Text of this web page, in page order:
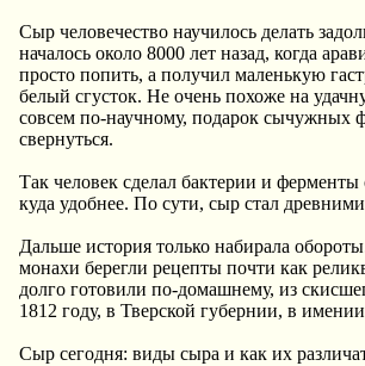
Сыр человечество научилось делать
началось около 8000 лет назад, когда
просто попить, а получил маленькую
белый сгусток. Не очень похоже на
совсем по-научному, подарок сычужных
свернуться.
Так человек сделал бактерии и
куда удобнее. По сути, сыр стал
Дальше история только набирала
монахи берегли рецепты почти как
долго готовили по-домашнему, из
1812 году, в Тверской губернии, в
Сыр сегодня: виды сыра и как их